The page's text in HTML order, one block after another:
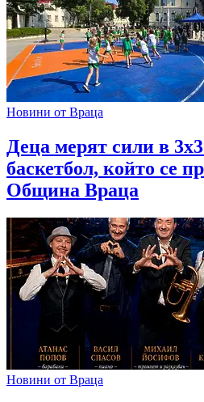
Новини от Враца
Деца мерят сили в
баскетбол, който се
Община Враца
Новини от Враца